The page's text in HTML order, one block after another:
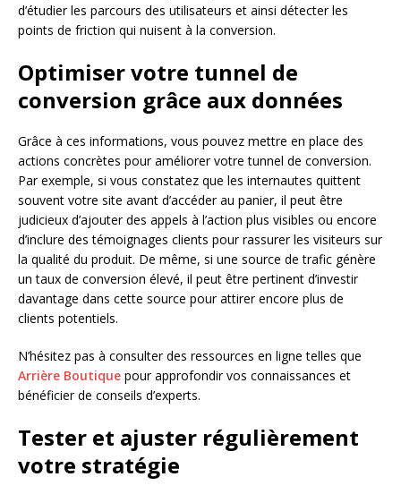
d’étudier les parcours des utilisateurs et ainsi détecter les
points de friction qui nuisent à la conversion.
Optimiser votre tunnel de
conversion grâce aux données
Grâce à ces informations, vous pouvez mettre en place des
actions concrètes pour améliorer votre tunnel de conversion.
Par exemple, si vous constatez que les internautes quittent
souvent votre site avant d’accéder au panier, il peut être
judicieux d’ajouter des appels à l’action plus visibles ou encore
d’inclure des témoignages clients pour rassurer les visiteurs sur
la qualité du produit. De même, si une source de trafic génère
un taux de conversion élevé, il peut être pertinent d’investir
davantage dans cette source pour attirer encore plus de
clients potentiels.
N’hésitez pas à consulter des ressources en ligne telles que
Arrière Boutique pour approfondir vos connaissances et
bénéficier de conseils d’experts.
Tester et ajuster régulièrement
votre stratégie